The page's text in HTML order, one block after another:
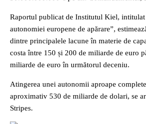
Raportul publicat de Institutul Kiel, intitulat
autonomiei europene de apărare”,
dintre principalele lacune în materie de
costa între 150 și 200 de miliarde de euro
miliarde de euro în următorul deceniu.
Atingerea unei autonomii aproape
aproximativ 530 de miliarde de dolari, se
Stripes.